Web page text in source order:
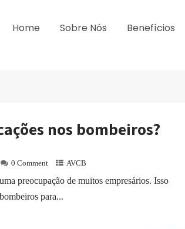
Home Sobre Nós Benefícios
nos bombeiros?
0 Comment AVCB
preocupação de muitos empresários. Isso
para...